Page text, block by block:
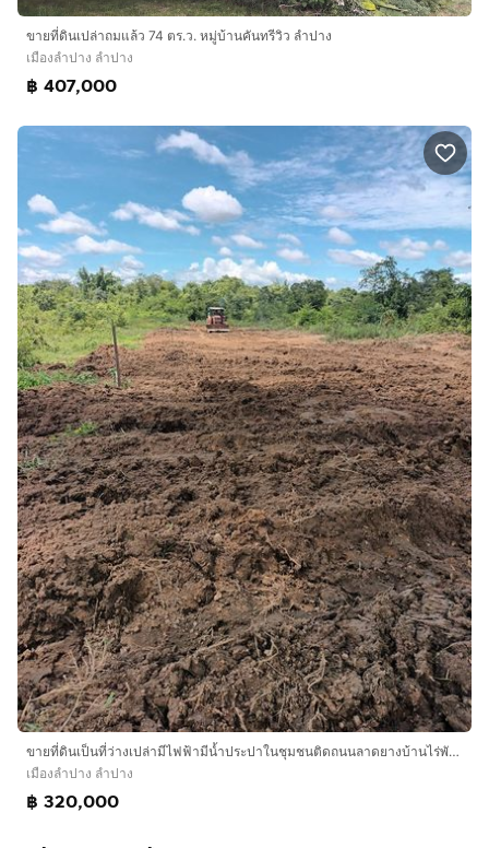
ขายที่ดินเปล่าถมแล้ว 74 ตร.ว. หมู่บ้านคันทรีวิว ลำปาง
เมืองลำปาง ลำปาง
฿ 407,000
ขายที่ดินเป็นที่ว่างเปล่ามีไฟฟ้ามีน้ำประปาในชุมชนติดถนนลาดยางบ้านไร่พัตนาตำบลพิชัยอำเภอเมืองเนื้อที่1งานมี6แปลงติดกันราคาแปลงละ320000 ลำปางส
เมืองลำปาง ลำปาง
฿ 320,000